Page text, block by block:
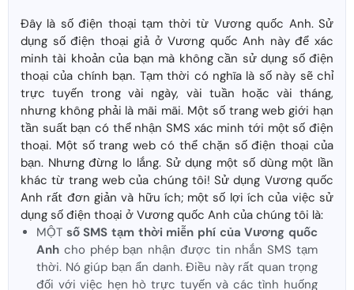
Đây là số điện thoại tạm thời từ Vương quốc Anh. Sử
dụng số điện thoại giả ở Vương quốc Anh này để xác
minh tài khoản của bạn mà không cần sử dụng số điện
thoại của chính bạn. Tạm thời có nghĩa là số này sẽ chỉ
trực tuyến trong vài ngày, vài tuần hoặc vài tháng,
nhưng không phải là mãi mãi. Một số trang web giới hạn
tần suất bạn có thể nhận SMS xác minh tới một số điện
thoại. Một số trang web có thể chặn số điện thoại của
bạn. Nhưng đừng lo lắng. Sử dụng một số dùng một lần
khác từ trang web của chúng tôi! Sử dụng Vương quốc
Anh rất đơn giản và hữu ích; một số lợi ích của việc sử
dụng số điện thoại ở Vương quốc Anh của chúng tôi là:
MỘT số SMS tạm thời miễn phí của Vương quốc
Anh cho phép bạn nhận được tin nhắn SMS tạm
thời. Nó giúp bạn ẩn danh. Điều này rất quan trọng
đối với việc hẹn hò trực tuyến và các tình huống